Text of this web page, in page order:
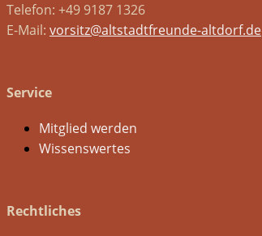
Telefon: +49 9187 1326
E-Mail: vorsitz@altstadtfreunde-altdorf.de
Service
Mitglied werden
Wissenswertes
Rechtliches